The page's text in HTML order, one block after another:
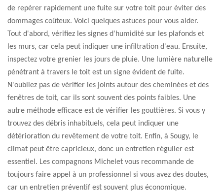
de repérer rapidement une fuite sur votre toit pour éviter des
dommages coûteux. Voici quelques astuces pour vous aider.
Tout d'abord, vérifiez les signes d'humidité sur les plafonds et
les murs, car cela peut indiquer une infiltration d'eau. Ensuite,
inspectez votre grenier les jours de pluie. Une lumière naturelle
pénétrant à travers le toit est un signe évident de fuite.
N'oubliez pas de vérifier les joints autour des cheminées et des
fenêtres de toit, car ils sont souvent des points faibles. Une
autre méthode efficace est de vérifier les gouttières. Si vous y
trouvez des débris inhabituels, cela peut indiquer une
détérioration du revêtement de votre toit. Enfin, à Sougy, le
climat peut être capricieux, donc un entretien régulier est
essentiel. Les compagnons Michelet vous recommande de
toujours faire appel à un professionnel si vous avez des doutes,
car un entretien préventif est souvent plus économique.